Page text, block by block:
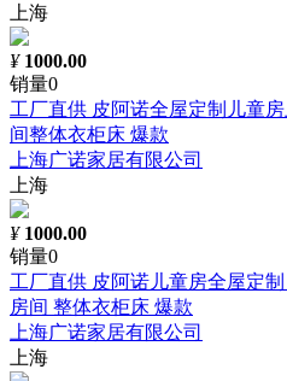
上海
¥ 1000.00
销量0
工厂直供 皮阿诺全屋定制儿童
间整体衣柜床 爆款
上海广诺家居有限公司
上海
¥ 1000.00
销量0
工厂直供 皮阿诺儿童房全屋定
房间 整体衣柜床 爆款
上海广诺家居有限公司
上海